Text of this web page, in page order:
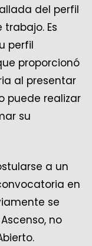
del perfil
Es
perfil
proporcionó
al presentar
puede realizar
su
a un
en
se
no